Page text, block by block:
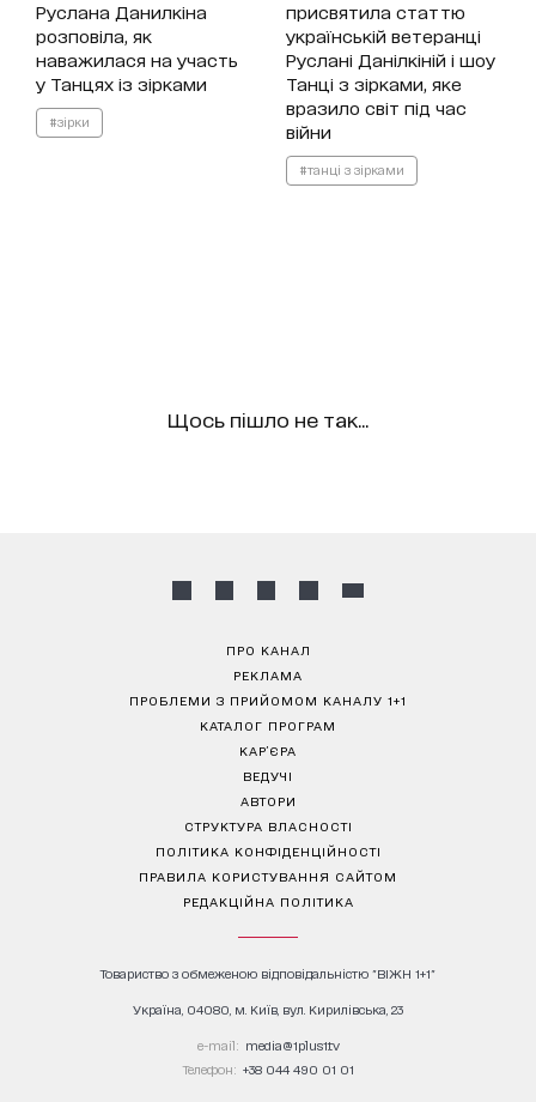
Руслана Данилкіна
розповіла, як
наважилася на участь
у Танцях із зірками
#зірки
присвятила статтю
українській ветеранці
Руслані Данілкіній і шоу
Танці з зірками, яке
вразило світ під час
війни
#танці з зірками
Щось пішло не так...
ПРО КАНАЛ
РЕКЛАМА
ПРОБЛЕМИ З ПРИЙОМОМ КАНАЛУ 1+1
КАТАЛОГ ПРОГРАМ
КАР’ЄРА
ВЕДУЧІ
АВТОРИ
СТРУКТУРА ВЛАСНОСТІ
ПОЛІТИКА КОНФІДЕНЦІЙНОСТІ
ПРАВИЛА КОРИСТУВАННЯ САЙТОМ
РЕДАКЦІЙНА ПОЛІТИКА
Товариство з обмеженою відповідальністю "ВІЖН 1+1"
Україна, 04080, м. Київ, вул. Кирилівська, 23
е-mail: media@1plus1.tv
Телефон: +38 044 490 01 01